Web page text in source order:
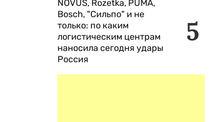
5
NOVUS, Rozetka, PUMA,
Bosch, "Сильпо" и не
только: по каким
логистическим центрам
наносила сегодня удары
Россия